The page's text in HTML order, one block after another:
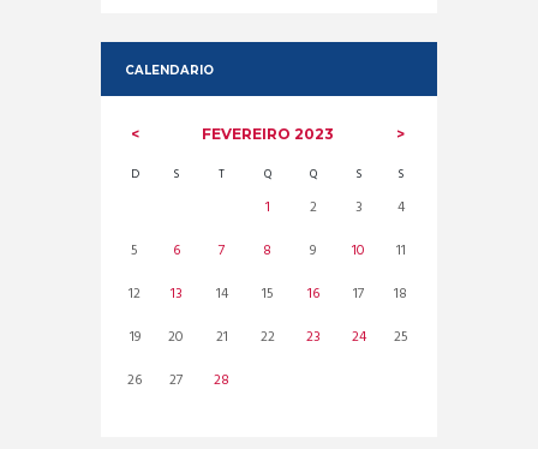
CALENDARIO
FEVEREIRO 2023
D S T Q Q S S
1 2 3
4
5
6 7 8 9 10
11
12
13 14 15 16 17
18
19
20 21 22 23 24
25
26
27 28